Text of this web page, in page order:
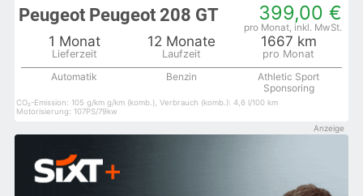
399,00 €
Peugeot Peugeot 208 GT
1 Monat 12 Monate 1667 km
Automatik Benzin
Athletic Sport
Sponsoring
CO₂-Emission: 105 g/km g/km (komb.), Verbrauch (komb.): 4,6 l/100 km
Motorisierung: 107PS/79kw